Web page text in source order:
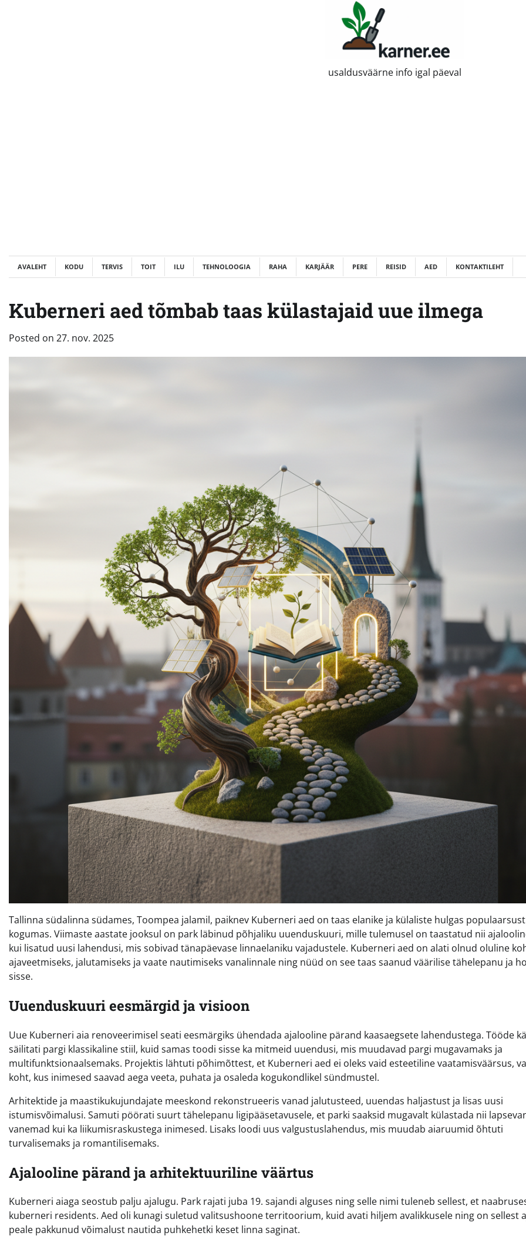
usaldusväärne info igal päeval
AVALEHT KODU TERVIS TOIT ILU TEHNOLOOGIA RAHA KARJÄÄR PERE REISID AED KONTAKTILEHT
Kuberneri aed tõmbab taas külastajaid uue ilmega
Posted on 27. nov. 2025
Tallinna südalinna südames, Toompea jalamil, paiknev Kuberneri aed on taas elanike ja külaliste hulgas populaarsust
kogumas. Viimaste aastate jooksul on park läbinud põhjaliku uuenduskuuri, mille tulemusel on taastatud nii
kui lisatud uusi lahendusi, mis sobivad tänapäevase linnaelaniku vajadustele. Kuberneri aed on alati olnud oluline
ajaveetmiseks, jalutamiseks ja vaate nautimiseks vanalinnale ning nüüd on see taas saanud väärilise tähelepanu ja
sisse.
Uuenduskuuri eesmärgid ja visioon
Uue Kuberneri aia renoveerimisel seati eesmärgiks ühendada ajalooline pärand kaasaegsete lahendustega. Tööde
säilitati pargi klassikaline stiil, kuid samas toodi sisse ka mitmeid uuendusi, mis muudavad pargi mugavamaks ja
multifunktsionaalsemaks. Projektis lähtuti põhimõttest, et Kuberneri aed ei oleks vaid esteetiline vaatamisväärsus,
koht, kus inimesed saavad aega veeta, puhata ja osaleda kogukondlikel sündmustel.
Arhitektide ja maastikukujundajate meeskond rekonstrueeris vanad jalutusteed, uuendas haljastust ja lisas uusi
istumisvõimalusi. Samuti pöörati suurt tähelepanu ligipääsetavusele, et parki saaksid mugavalt külastada nii
vanemad kui ka liikumisraskustega inimesed. Lisaks loodi uus valgustuslahendus, mis muudab aiaruumid õhtuti
turvalisemaks ja romantilisemaks.
Ajalooline pärand ja arhitektuuriline väärtus
Kuberneri aiaga seostub palju ajalugu. Park rajati juba 19. sajandi alguses ning selle nimi tuleneb sellest, et
kuberneri residents. Aed oli kunagi suletud valitsushoone territoorium, kuid avati hiljem avalikkusele ning on sellest
peale pakkunud võimalust nautida puhkehetki keset linna saginat.